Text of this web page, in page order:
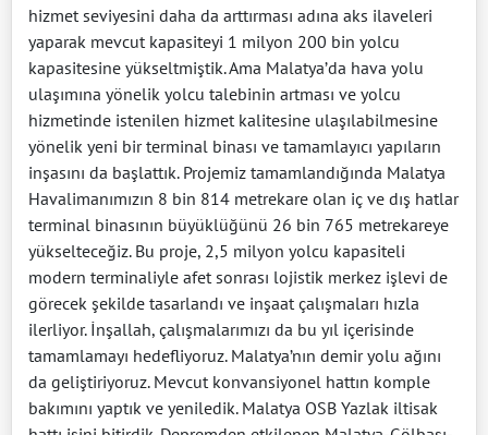
hizmet seviyesini daha da arttırması adına aks ilaveleri
yaparak mevcut kapasiteyi 1 milyon 200 bin yolcu
kapasitesine yükseltmiştik. Ama Malatya’da hava yolu
ulaşımına yönelik yolcu talebinin artması ve yolcu
hizmetinde istenilen hizmet kalitesine ulaşılabilmesine
yönelik yeni bir terminal binası ve tamamlayıcı yapıların
inşasını da başlattık. Projemiz tamamlandığında Malatya
Havalimanımızın 8 bin 814 metrekare olan iç ve dış hatlar
terminal binasının büyüklüğünü 26 bin 765 metrekareye
yükselteceğiz. Bu proje, 2,5 milyon yolcu kapasiteli
modern terminaliyle afet sonrası lojistik merkez işlevi de
görecek şekilde tasarlandı ve inşaat çalışmaları hızla
ilerliyor. İnşallah, çalışmalarımızı da bu yıl içerisinde
tamamlamayı hedefliyoruz. Malatya’nın demir yolu ağını
da geliştiriyoruz. Mevcut konvansiyonel hattın komple
bakımını yaptık ve yeniledik. Malatya OSB Yazlak iltisak